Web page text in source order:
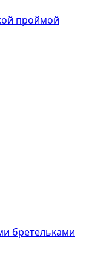
проймой
бретельками